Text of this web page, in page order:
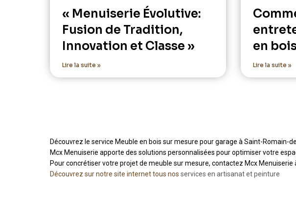
« Menuiserie Évolutive:
Fusion de Tradition,
Innovation et Classe »
Lire la suite »
en
Lire la suite »
Découvrez le service Meuble en bois sur mesure pour garage à Saint-
Mcx Menuiserie apporte des solutions personnalisées pour optimiser votre
Pour concrétiser votre projet de meuble sur mesure, contactez Mcx Menuiserie
Découvrez sur notre site internet tous nos services en artisanat et peinture